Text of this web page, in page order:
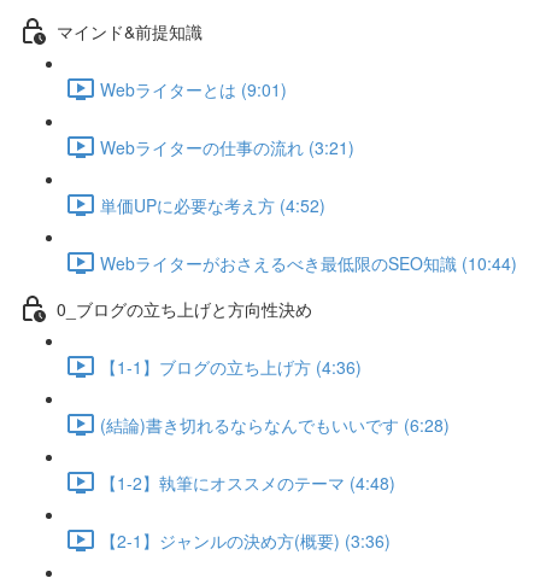
マインド&前提知識
Webライターとは (9:01)
Webライターの仕事の流れ (3:21)
単価UPに必要な考え方 (4:52)
Webライターがおさえるべき最低限のSEO知識 (10:44)
0_ブログの立ち上げと方向性決め
【1-1】ブログの立ち上げ方 (4:36)
(結論)書き切れるならなんでもいいです (6:28)
【1-2】執筆にオススメのテーマ (4:48)
【2-1】ジャンルの決め方(概要) (3:36)